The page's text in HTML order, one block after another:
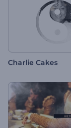
Charlie Cakes